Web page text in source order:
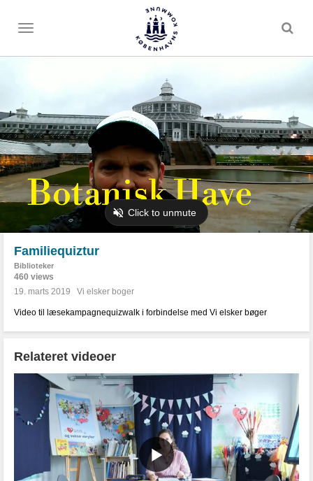
Toggle
Familiequiztur
Biblioteker
460 views
19. marts 2019
Vi elsker boger
Video til læsekampagnequizwalk i forbindelse med Vi elsker bøger
Relateret videoer